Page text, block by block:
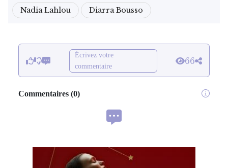
Nadia Lahlou
Diarra Bousso
Écrivez votre
commentaire
66
Commentaires (0)